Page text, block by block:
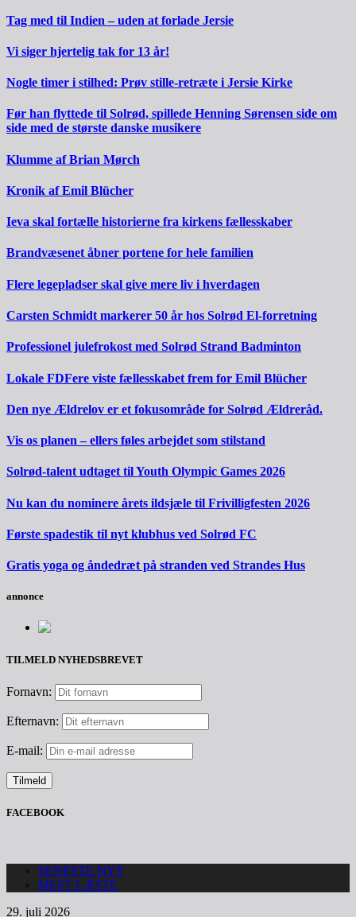
Tag med til Indien – uden at forlade Jersie
Vi siger hjertelig tak for 13 år!
Nogle timer i stilhed: Prøv stille-retræte i Jersie Kirke
Før han flyttede til Solrød, spillede Henning Sørensen side om
side med de største danske musikere
Klumme af Brian Mørch
Kronik af Emil Blücher
Ieva skal fortælle historierne fra kirkens fællesskaber
Brandvæsenet åbner portene for hele familien
Flere legepladser skal give mere liv i hverdagen
Carsten Schmidt markerer 50 år hos Solrød El-forretning
Professionel julefrokost med Solrød Strand Badminton
Lokale FDFere viste fællesskabet frem for Emil Blücher
Den nye Ældrelov er et fokusområde for Solrød Ældreråd.
Vis os planen – ellers føles arbejdet som stilstand
Solrød-talent udtaget til Youth Olympic Games 2026
Nu kan du nominere årets ildsjæle til Frivilligfesten 2026
Første spadestik til nyt klubhus ved Solrød FC
Gratis yoga og åndedræt på stranden ved Strandes Hus
annonce
TILMELD NYHEDSBREVET
Fornavn:
Efternavn:
E-mail:
FACEBOOK
SENESTE NYT
MEST LÆSTE
29. juli 2026